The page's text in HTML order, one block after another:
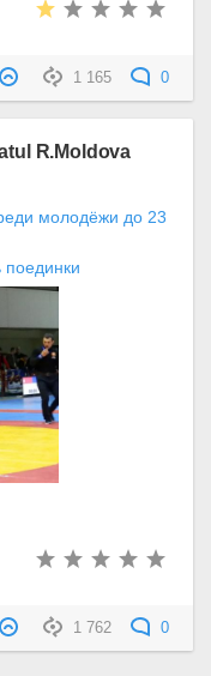
1 165 0
R.Moldova
молодёжи до 23
поединки
1 762 0